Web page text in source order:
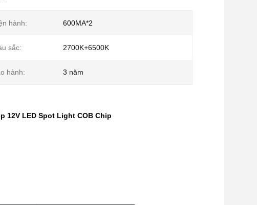
hành: 600MA*2
sắc: 2700K+6500K
hành: 3 năm
12V LED Spot Light COB Chip